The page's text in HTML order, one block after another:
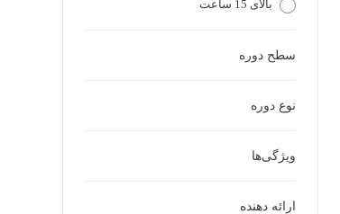
بالای 15 ساعت
سطح دوره
نوع دوره
ویژگی‌ها
ارائه دهنده